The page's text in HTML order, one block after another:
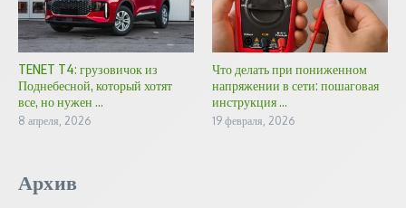
TENET T4: грузовичок из
Поднебесной, который хотят
все, но нужен ...
8 апреля, 2026
Что делать при пониженном
напряжении в сети: пошаговая
инструкция ...
19 февраля, 2026
Архив